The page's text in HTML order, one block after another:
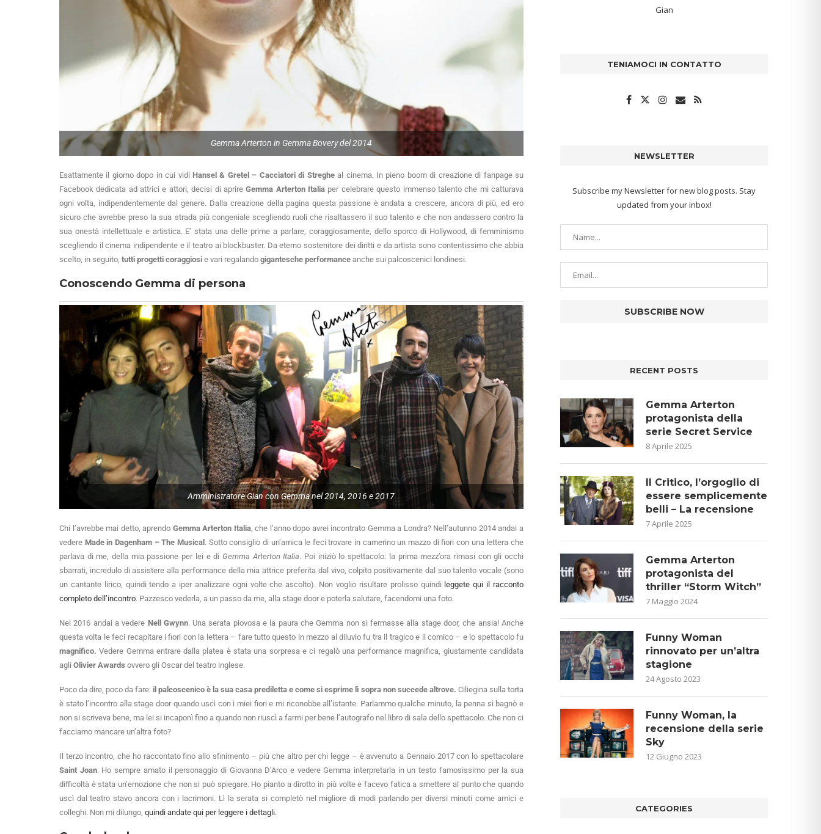
Gemma Arterton in Gemma Bovery del 2014
Esattamente il giorno dopo in cui vidi Hansel & Gretel – Cacciatori di Stregheal cinema. In pieno boom di creazione di fanpage su
Facebook dedicata ad attrici e attori, decisi di aprireGemma Arterton Italia per celebrare questo immenso talento che mi catturava
ogni volta, indipendentemente dal genere. Dalla creazione della pagina questa passione è andata a crescere, ancora di più, ed ero
sicuro che avrebbe preso la sua strada più congeniale scegliendo ruoli che risaltassero il suo talento e che non andassero contro la
sua onestà intellettuale e artistica. E’ stata una delle prime a parlare, coraggiosamente, dello sporco di Hollywood, di femminismo
scegliendo il cinema indipendente e il teatro ai blockbuster. Da eterno sostenitore dei diritti e da artista sono contentissimo che abbia
scelto, in seguito, tutti progetti coraggiosi e vari regalando gigantesche performance anche sui palcoscenici londinesi.
Conoscendo Gemma di persona
Amministratore Gian con Gemma nel 2014, 2016 e 2017
Chi l’avrebbe mai detto, aprendo Gemma Arterton Italia, che l’anno dopo avrei incontrato Gemma a Londra? Nell’autunno 2014 andai a
vedere Made in Dagenham – The Musical . Sotto consiglio di un’amica le feci trovare in camerino un mazzo di fiori con una lettera che
parlava di me, della mia passione per lei e di Gemma Arterton Italia. Poi iniziò lo spettacolo: la prima mezz’ora rimasi con gli occhi
sbarrati, incredulo di assistere alla performance della mia attrice preferita dal vivo, colpito positivamente dal suo talento vocale (sono
un cantante lirico, quindi tendo a iper analizzare ogni volte che ascolto). Non voglio risultare prolisso quindi leggete qui il racconto
completo dell’incontro. Pazzesco vederla, a un passo da me, alla stage door e poterla salutare, facendomi una foto.
Nel 2016 andai a vedere Nell Gwynn. Una serata piovosa e la paura che Gemma non si fermasse alla stage door, che ansia! Anche
questa volta le feci recapitare i fiori con la lettera – fare tutto questo in mezzo al diluvio fu tra il tragico e il comico – e lo spettacolo fu
magnifico. Vedere Gemma entrare dalla platea è stata una sorpresa e ci regalò una performance magnifica, giustamente candidata
agli Olivier Awards ovvero gli Oscar del teatro inglese.
Poco da dire, poco da fare: il palcoscenico è la sua casa prediletta e come si esprime lì sopra non succede altrove. Ciliegina sulla torta
è stato l’incontro alla stage door quando uscì con i miei fiori e mi riconobbe all’istante. Parlammo qualche minuto, la penna si bagnò e
non si scriveva bene, ma lei si incaponì fino a quando non riuscì a farmi per bene l’autografo nel libro di sala dello spettacolo. Che non ci
facciamo mancare un’altra foto?
Il terzo incontro, che ho raccontato fino allo sfinimento – più che altro per chi legge – è avvenuto a Gennaio 2017 con lo spettacolare
Saint Joan. Ho sempre amato il personaggio di Giovanna D’Arco e vedere Gemma interpretarla in un testo famosissimo per la sua
difficoltà è stata un’emozione che non si può spiegare. Ho pianto a dirotto in più volte e facevo fatica a smettere al punto che quando
uscì dal teatro stavo ancora con i lacrimoni. Lì la serata si completò nel migliore di modi parlando per diversi minuti come amici e
colleghi. Non mi dilungo, quindi andate qui per leggere i dettagli.
Gian
TENIAMOCI IN CONTATTO
NEWSLETTER
Subscribe my Newsletter for new blog posts. Stay
updated from your inbox!
RECENT POSTS
Gemma Arterton
protagonista della
serie Secret Service
8 Aprile 2025
Il Critico, l’orgoglio di
essere semplicemente
belli – La recensione
7 Aprile 2025
Gemma Arterton
protagonista del
thriller “Storm Witch”
7 Maggio 2024
Funny Woman
rinnovato per un’altra
stagione
24 Agosto 2023
Funny Woman, la
recensione della serie
Sky
12 Giugno 2023
CATEGORIES